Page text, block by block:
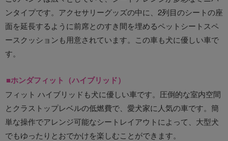
ンタイプです。アクセサリーグッズの中に、2列目のシートの座
面を延長するように前席とのすき間を埋めるペットシートスペ
ースクッションも用意されています。この車も犬に優しい車で
す。
■ホンダフィット（ハイブリッド）
フィット ハイブリッドも犬に優しい車です。圧倒的な室内空間
とクラストップレベルの低燃費で、愛犬家に人気の車です。簡
単な操作でアレンジ可能なシートレイアウトによって、大型犬
でもゆったりとおでかけを楽しむことができます。